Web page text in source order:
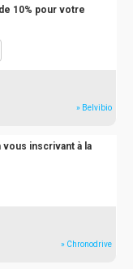
10% pour votre
» Belvibio
vous inscrivant à la
» Chronodrive